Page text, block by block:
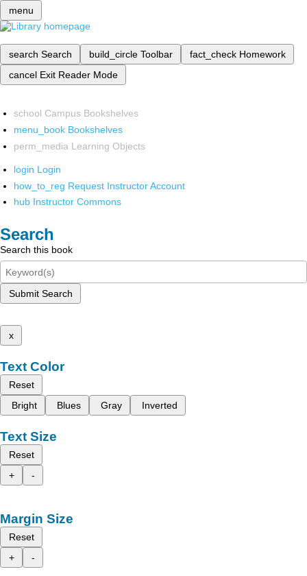
menu
search Search build_circle Toolbar fact_check Homework
cancel Exit Reader Mode
school Campus Bookshelves
menu_book Bookshelves
perm_media Learning Objects
login Login
how_to_reg Request Instructor Account
hub Instructor Commons
Search
Search this book
Submit Search
x
Text Color
Reset
Bright
Blues Gray Inverted
Text Size
Reset
+
-
Margin Size
Reset
+
-